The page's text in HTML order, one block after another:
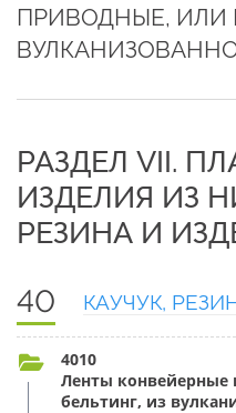
ПРИВОДНЫЕ, ИЛИ
РАЗДЕЛ VII.
ИЗДЕЛИЯ ИЗ
РЕЗИНА И
40 КАУЧУК,
4010
Ленты
бельтинг, из